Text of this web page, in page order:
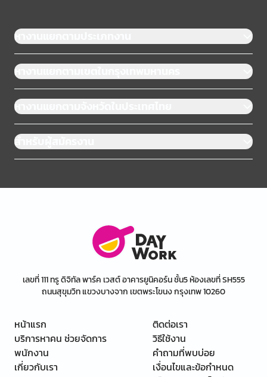
หางานแยกตามประเภทงาน
หางานแยกตามเขตในกรุงเทพมหานคร
หางานแยกตามจังหวัดในประเทศไทย
สำหรับผู้สมัครงาน
เลขที่ 111 ทรู ดิจิทัล พาร์ค เวสต์ อาคารยูนิคอร์น ชั้น5 ห้องเลขที่ SH555
ถนนสุขุมวิท แขวงบางจาก เขตพระโขนง กรุงเทพ 10260
หน้าแรก
บริการหาคน ช่วยจัดการ
พนักงาน
เกี่ยวกับเรา
ติดต่อเรา
วิธีใช้งาน
คำถามที่พบบ่อย
เงื่อนไขและข้อกำหนด